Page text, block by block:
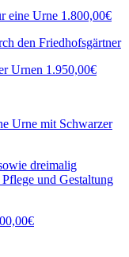
eine Urne 1.800,00€
den Friedhofsgärtner
Urnen 1.950,00€
Urne mit Schwarzer
dreimalig
und Gestaltung